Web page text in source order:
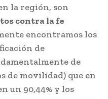
la región, son
contra la fe
encontramos los
de
de
de movilidad) que en
un 90,44% y los